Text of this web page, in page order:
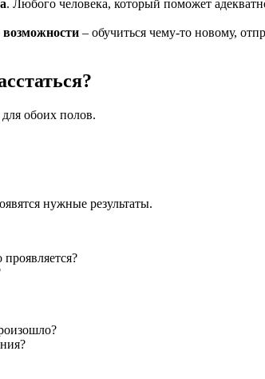
. Любого человека, который поможет
– обучиться чему-то новому,
обоих полов.
нужные результаты.